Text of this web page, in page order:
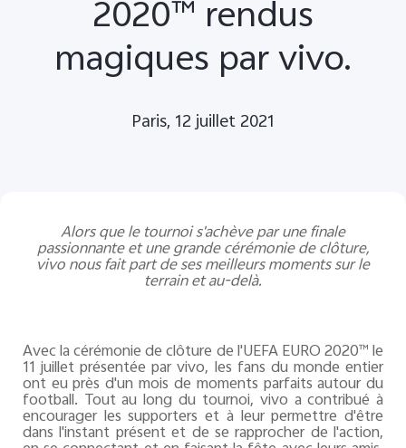
2020™ rendus
magiques par vivo.
Paris, 12 juillet 2021
Alors que le tournoi s'achève par une finale
passionnante et une grande cérémonie de clôture,
vivo nous fait part de ses meilleurs moments sur le
terrain et au-delà.
Avec la cérémonie de clôture de l'UEFA EURO 2020™ le
11 juillet présentée par vivo, les fans du monde entier
ont eu près d'un mois de moments parfaits autour du
football. Tout au long du tournoi, vivo a contribué à
encourager les supporters et à leur permettre d'être
dans l'instant présent et de se rapprocher de l'action,